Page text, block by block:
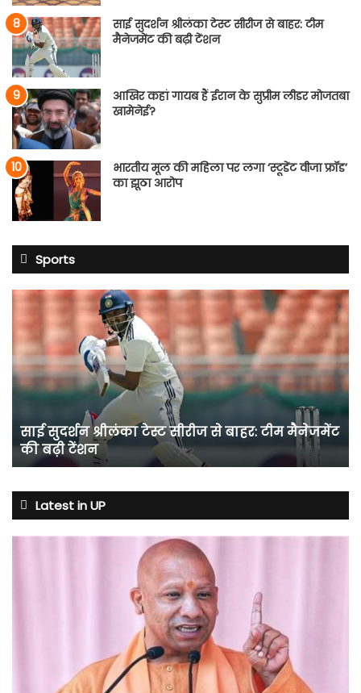
साई सुदर्शन श्रीलंका टेस्ट सीरीज से बाहर: टीम
मैनेजमेंट की बढ़ी टेंशन
आखिर कहां गायब हैं ईरान के सुप्रीम लीडर मोजतबा
खामेनेई?
भारतीय मूल की महिला पर लगा ‘स्टूडेंट वीजा फ्रॉड’
का झूठा आरोप
Sports
साई
श्रीलंका
टेस्ट
सीरीज
से
मैनेजमेंट
की
बढ़ी
साई सुदर्शन श्रीलंका टेस्ट सीरीज से बाहर: टीम मैनेजमेंट
की बढ़ी टेंशन
Latest in UP